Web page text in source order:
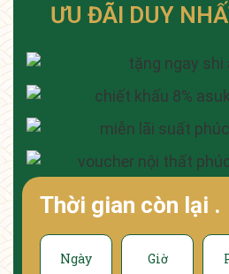
ƯU ĐÃI DUY
Thời gian còn lại .
Ngày Giờ